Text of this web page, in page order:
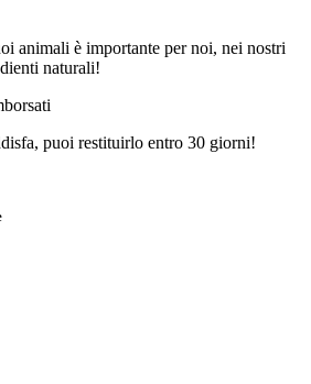
animali è importante per noi, nei nostri
naturali!
puoi restituirlo entro 30 giorni!